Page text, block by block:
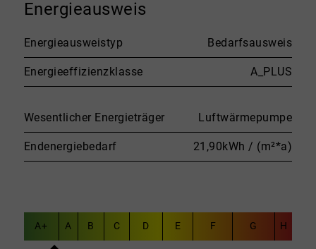
Energieausweis
Energieausweistyp Bedarfsausweis
Energieeffizienzklasse A_PLUS
Wesentlicher Energieträger Luftwärmepumpe
Endenergiebedarf 21,90kWh / (m²*a)
A+ A B C D E F G H